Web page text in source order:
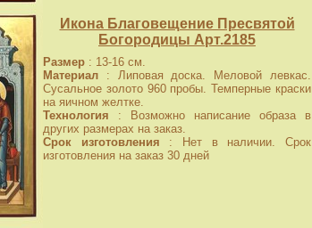
Икона Благовещение Пресвятой
Богородицы Арт.2185
Размер : 13-16 см.
Материал : Липовая доска. Меловой левкас.
Сусальное золото 960 пробы. Темперные краски
на яичном желтке.
Технология : Возможно написание образа в
других размерах на заказ.
Срок изготовления : Нет в наличии. Срок
изготовления на заказ 30 дней